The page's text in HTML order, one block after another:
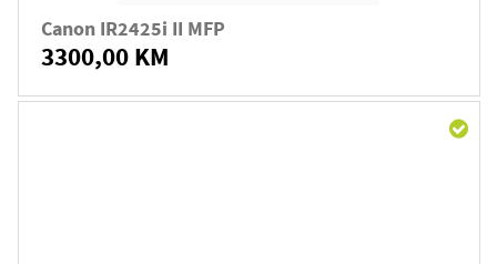
Canon IR2425i II MFP
3300,00 KM